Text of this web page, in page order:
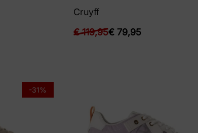
Cruyff
€119,95€79,95
-31%